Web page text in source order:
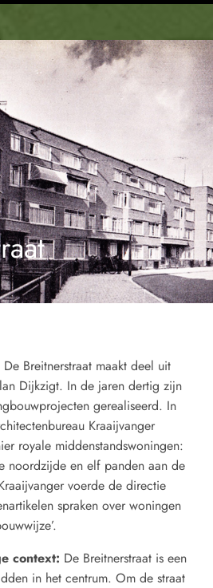
De Breitnerstraat maakt deel uit
Dijkzigt. In de jaren dertig zijn
gerealiseerd. In
Kraaijvanger
royale middenstandswoningen:
noordzijde en elf panden aan de
voerde de directie
spraken over woningen
context: De Breitnerstraat is een
in het centrum. Om de straat